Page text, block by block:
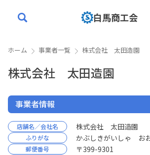
白馬商工会
トップページ
白馬商工会について
業務案内
補助金
創業塾
ホーム 事業者一覧 株式会社 太田造園
株式会社 太田造園
事業者情報
店舗名／会社名 株式会社 太田造園
ふりがな かぶしきがいしゃ お
郵便番号 〒399-9301